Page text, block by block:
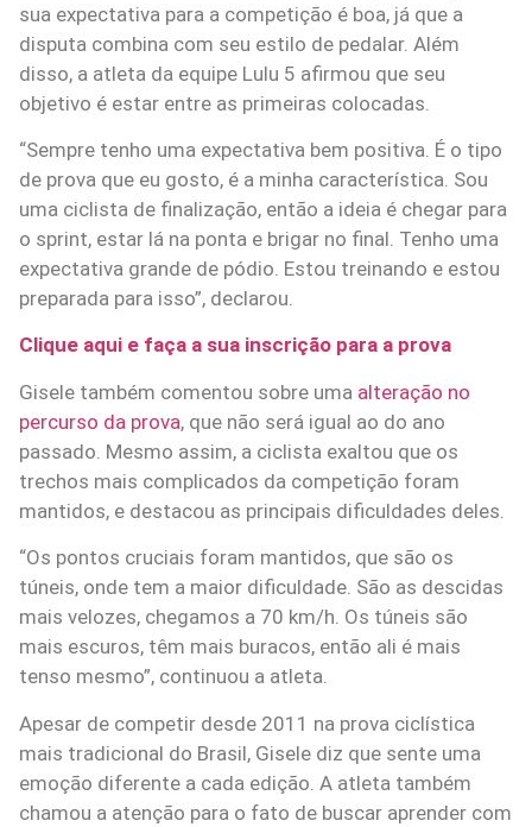
sua expectativa para a competição é boa, já que a
disputa combina com seu estilo de pedalar. Além
disso, a atleta da equipe Lulu 5 afirmou que seu
objetivo é estar entre as primeiras colocadas.
“Sempre tenho uma expectativa bem positiva. É o tipo
de prova que eu gosto, é a minha característica. Sou
uma ciclista de finalização, então a ideia é chegar para
o sprint, estar lá na ponta e brigar no final. Tenho uma
expectativa grande de pódio. Estou treinando e estou
preparada para isso”, declarou.
Clique aqui e faça a sua inscrição para a prova
Gisele também comentou sobre uma alteração no
percurso da prova, que não será igual ao do ano
passado. Mesmo assim, a ciclista exaltou que os
trechos mais complicados da competição foram
mantidos, e destacou as principais dificuldades deles.
“Os pontos cruciais foram mantidos, que são os
túneis, onde tem a maior dificuldade. São as descidas
mais velozes, chegamos a 70 km/h. Os túneis são
mais escuros, têm mais buracos, então ali é mais
tenso mesmo”, continuou a atleta.
Apesar de competir desde 2011 na prova ciclística
mais tradicional do Brasil, Gisele diz que sente uma
emoção diferente a cada edição. A atleta também
chamou a atenção para o fato de buscar aprender com